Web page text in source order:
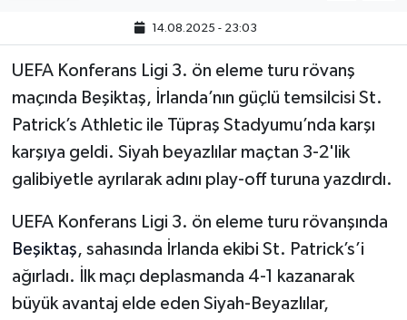
14.08.2025 - 23:03
UEFA Konferans Ligi 3. ön eleme turu rövanş
maçında Beşiktaş, İrlanda’nın güçlü temsilcisi St.
Patrick’s Athletic ile Tüpraş Stadyumu’nda karşı
karşıya geldi. Siyah beyazlılar maçtan 3-2'lik
galibiyetle ayrılarak adını play-off turuna yazdırdı.
UEFA Konferans Ligi 3. ön eleme turu rövanşında
Beşiktaş, sahasında İrlanda ekibi St. Patrick’s’i
ağırladı. İlk maçı deplasmanda 4-1 kazanarak
büyük avantaj elde eden Siyah-Beyazlılar,
Gizlilik Sözleşmesi
Hakkımızda
İletişim